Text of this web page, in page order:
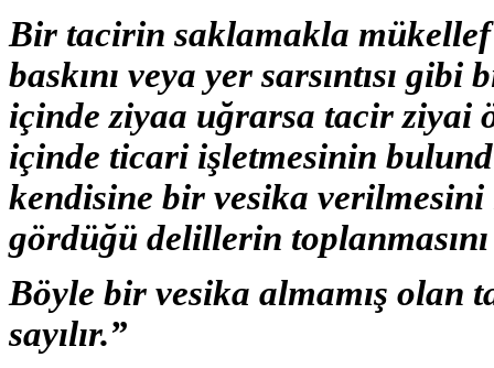
Bir tacirin saklamakla mükellef
baskını veya yer sarsıntısı
içinde ziyaa uğrarsa tacir ziyai
içinde ticari işletmesinin
kendisine bir vesika
gördüğü delillerin
Böyle bir vesika almamış olan
sayılır.”